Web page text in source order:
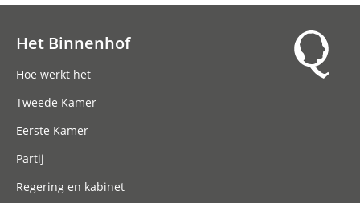
Het Binnenhof
Hoe werkt het
Tweede Kamer
Eerste Kamer
Partij
Regering en kabinet